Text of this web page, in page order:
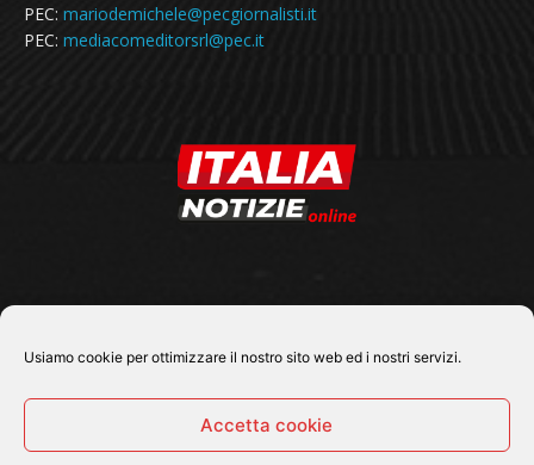
Usiamo cookie per ottimizzare il nostro sito web ed i nostri servizi.
Accetta cookie
PEC: mariodemichele@pecgiornalisti.it
PEC: mediacomeditorsrl@pec.it
SEGUICI SU